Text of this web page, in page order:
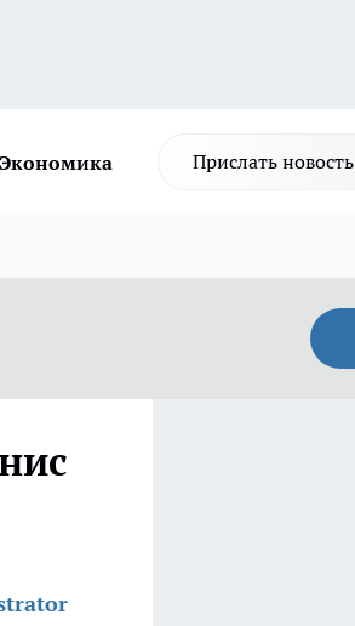
Экономика Прислать новость